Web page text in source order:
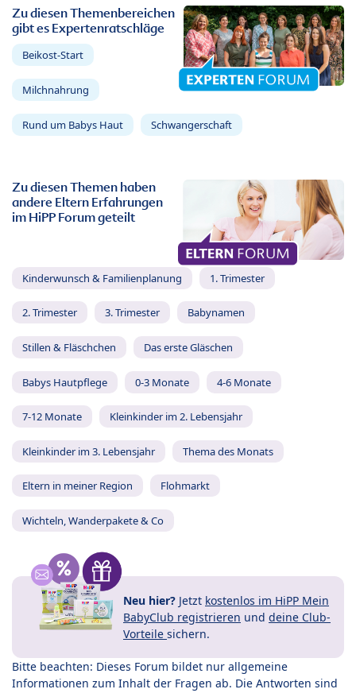
Zu diesen Themenbereichen
gibt es Expertenratschläge
Beikost-Start
Milchnahrung
Rund um Babys Haut Schwangerschaft
Zu diesen Themen haben
andere Eltern Erfahrungen
im HiPP Forum geteilt
Kinderwunsch & Familienplanung 1. Trimester
2. Trimester 3. Trimester Babynamen
Stillen & Fläschchen Das erste Gläschen
Babys Hautpflege 0-3 Monate 4-6 Monate
7-12 Monate Kleinkinder im 2. Lebensjahr
Kleinkinder im 3. Lebensjahr Thema des Monats
Eltern in meiner Region Flohmarkt
Wichteln, Wanderpakete & Co
Neu hier? Jetzt kostenlos im HiPP Mein
BabyClub registrieren und deine Club-
Vorteile sichern.
Bitte beachten: Dieses Forum bildet nur allgemeine
Informationen zum Inhalt der Fragen ab. Die Antworten sind